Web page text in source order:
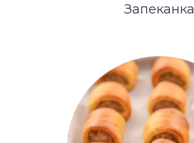
Запеканка